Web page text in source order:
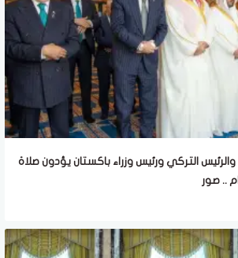
التركي ورئيس وزراء باكستان يؤدون صلاة
.. صور